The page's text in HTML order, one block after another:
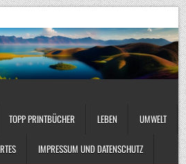
TOPP PRINTBÜCHER LEBEN UMWELT
IMPRESSUM UND DATENSCHUTZ